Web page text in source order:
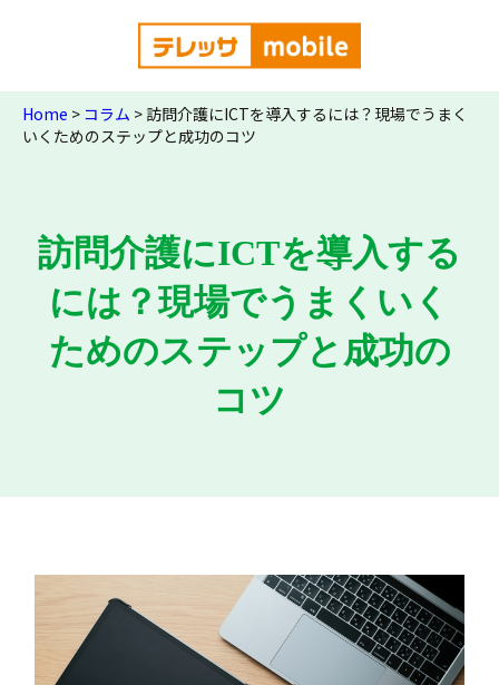
Home > コラム > 訪問介護にICTを導入するには？現場でうまく
いくためのステップと成功のコツ
訪問介護にICTを導入する
には？現場でうまくいく
ためのステップと成功の
コツ